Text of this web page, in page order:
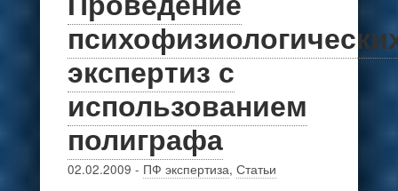
экспертиз с
использованием
полиграфа
02.02.2009 - ПФ экспертиза, Статьи